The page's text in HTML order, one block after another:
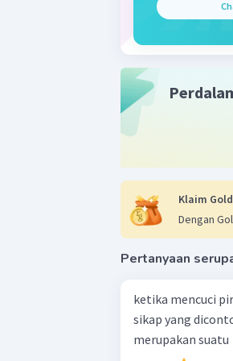
benda.
gaya
Klaim
Dengan
Pertanyaan
ketika mencuci
sikap yang
merupakan suatu